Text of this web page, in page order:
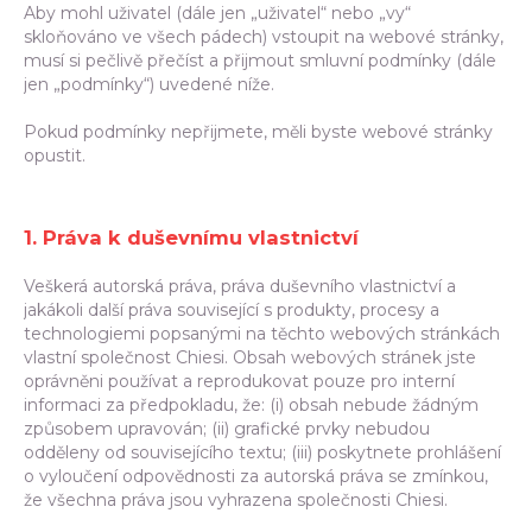
Aby mohl uživatel (dále jen „uživatel“ nebo „vy“
skloňováno ve všech pádech) vstoupit na webové stránky,
musí si pečlivě přečíst a přijmout smluvní podmínky (dále
jen „podmínky“) uvedené níže.
Pokud podmínky nepřijmete, měli byste webové stránky
opustit.
1. Práva k duševnímu vlastnictví
Veškerá autorská práva, práva duševního vlastnictví a
jakákoli další práva související s produkty, procesy a
technologiemi popsanými na těchto webových stránkách
vlastní společnost Chiesi. Obsah webových stránek jste
oprávněni používat a reprodukovat pouze pro interní
informaci za předpokladu, že: (i) obsah nebude žádným
způsobem upravován; (ii) grafické prvky nebudou
odděleny od souvisejícího textu; (iii) poskytnete prohlášení
o vyloučení odpovědnosti za autorská práva se zmínkou,
že všechna práva jsou vyhrazena společnosti Chiesi.